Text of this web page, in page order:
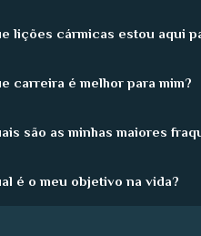
lições cármicas estou aqui
carreira é melhor para mim?
são as minhas maiores
é o meu objetivo na vida?